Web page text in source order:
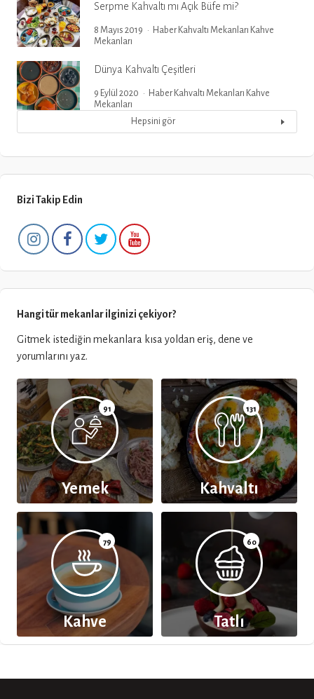
Serpme Kahvaltı mı Açık Büfe mi?
8 Mayıs 2019 Haber Kahvaltı Mekanları Kahve
Mekanları
Dünya Kahvaltı Çeşitleri
9 Eylül 2020 Haber Kahvaltı Mekanları Kahve
Mekanları
Hepsini gör
Bizi Takip Edin
Hangi tür mekanlar ilginizi çekiyor?
Gitmek istediğin mekanlara kısa yoldan eriş, dene ve
yorumlarını yaz.
91
Yemek
131
Kahvaltı
79
Kahve
60
Tatlı